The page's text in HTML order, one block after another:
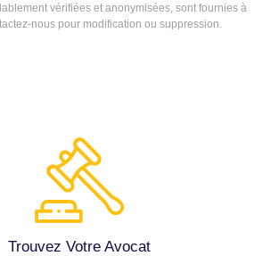
pourrais récupérer et tous mes papiers
bijoux et souvenirs irremplaçables etc… S’il
l’AAH donc 900€ par mois alors j’ai le droit à
Je vous remercie de m’avoir lu et
d’une aide de votre part. Je vous envoie mes
Cordialement. Droit civil et familial à
(62110).
vérifiées et anonymisées, sont fournies à
nous pour modification ou suppression.
Trouvez Votre Avocat